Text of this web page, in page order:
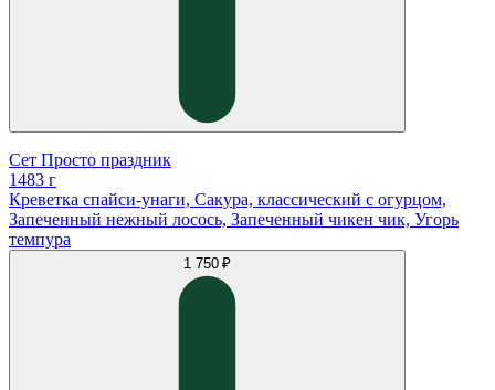
Сет Просто праздник
1483 г
Креветка спайси-унаги, Сакура, классический с огурцом,
Запеченный нежный лосось, Запеченный чикен чик, Угорь
темпура
1 750 ₽